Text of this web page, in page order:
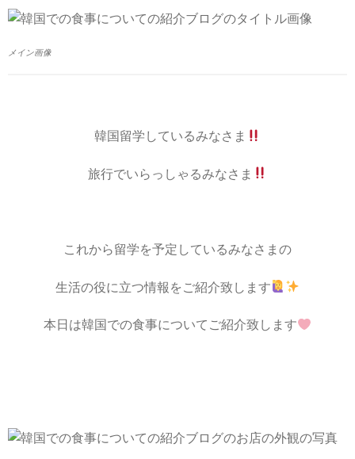
メイン画像
韓国留学しているみなさま
旅行でいらっしゃるみなさま
これから留学を予定しているみなさまの
生活の役に立つ情報をご紹介致します
本日は韓国での食事についてご紹介致します